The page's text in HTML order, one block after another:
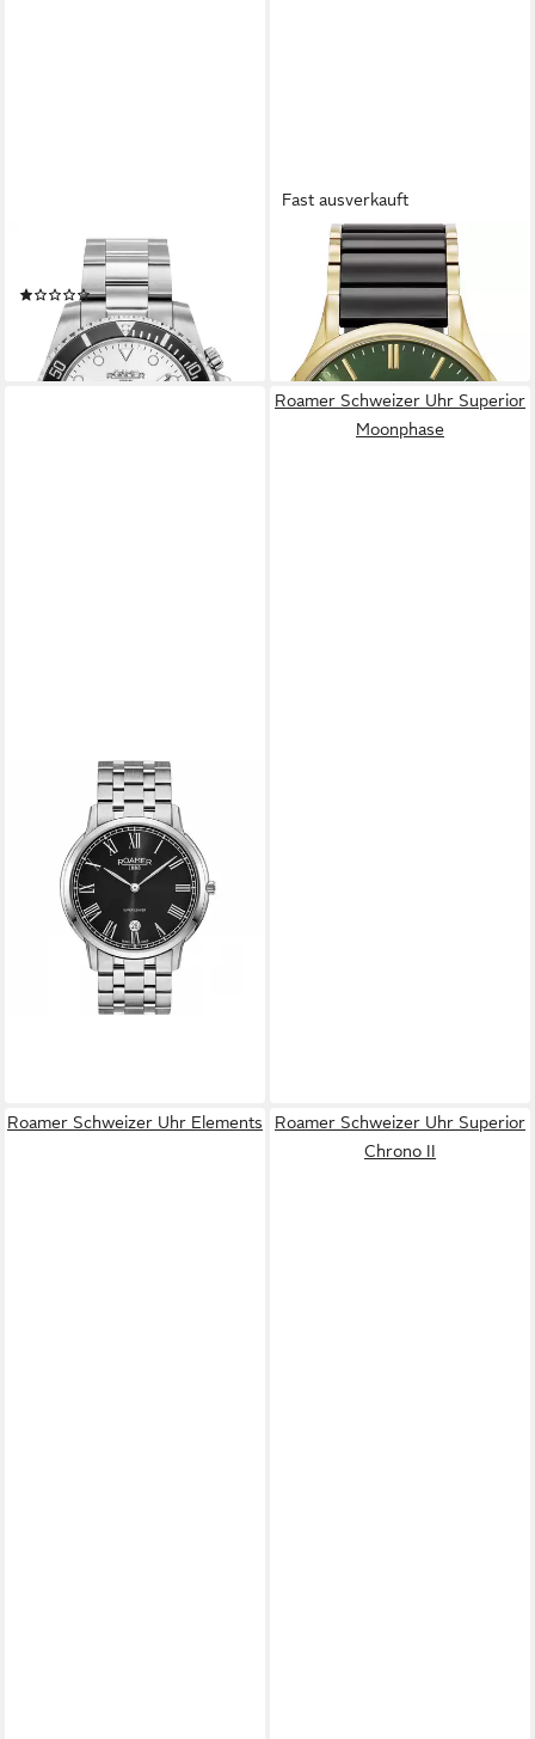
Schweizer Uhr Deep Sea 100
(1)
326,50 €
lieferbar - in 6-7 Werktagen bei dir
Fast ausverkauft
ROAMER
Schweizer Uhr C-Line
299,00 € UVP399,00 €
-25%
lieferbar - in 3-4 Werktagen bei dir
Schweizer Uhr Superslender
229,00 € UVP349,00 €
lieferbar - in 3-4 Werktagen bei dir
Roamer Schweizer Uhr Superior
Moonphase
Roamer Schweizer Uhr Elements
Roamer Schweizer Uhr Superior
Chrono II